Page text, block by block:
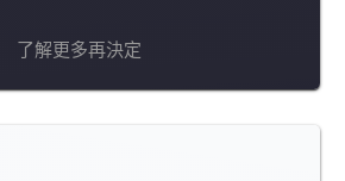
了解更多再決定